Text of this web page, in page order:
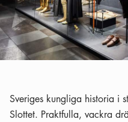
Sveriges kungliga historia i
Slottet. Praktfulla, vackra